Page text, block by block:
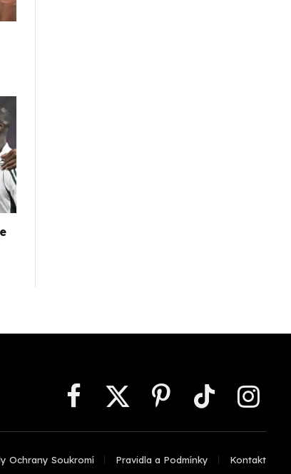
Facebook
X
PinterestTikTok
Ochrany Soukromí Pravidla a Podmínky Kontakt